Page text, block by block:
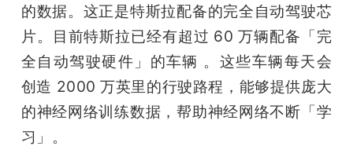
的数据。这正是特斯拉配备的完全自动驾驶芯
片。目前特斯拉已经有超过 60 万辆配备「完
全自动驾驶硬件」的车辆 。这些车辆每天会
创造 2000 万英里的行驶路程，能够提供庞大
的神经网络训练数据，帮助神经网络不断「学
习」。